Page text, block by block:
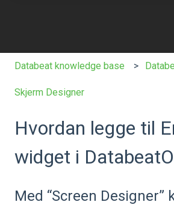
Databeat knowledge base
Skjerm Designer
Hvordan legge til
widget i
Med “Screen Designer”